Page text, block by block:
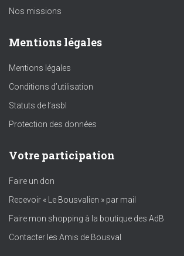
Nos missions
Mentions légales
Mentions légales
Conditions d’utilisation
Statuts de l’asbl
Protection des données
Votre participation
Faire un don
Recevoir « Le Bousvalien » par mail
Faire mon shopping à la boutique des AdB
Contacter les Amis de Bousval